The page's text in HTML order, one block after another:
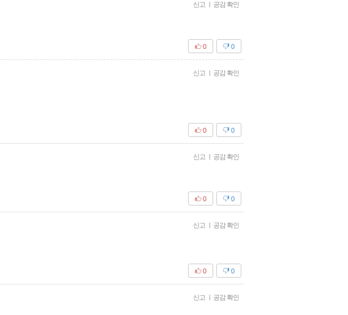
신고 | 공감 확인
0
0
신고 | 공감 확인
0
0
신고 | 공감 확인
0
0
신고 | 공감 확인
0
0
신고 | 공감 확인